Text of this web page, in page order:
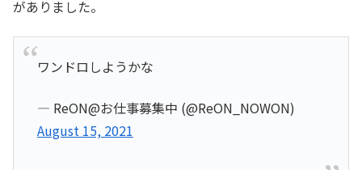
がありました。
ワンドロしようかな
— ReON@お仕事募集中 (@ReON_NOWON)
August 15, 2021